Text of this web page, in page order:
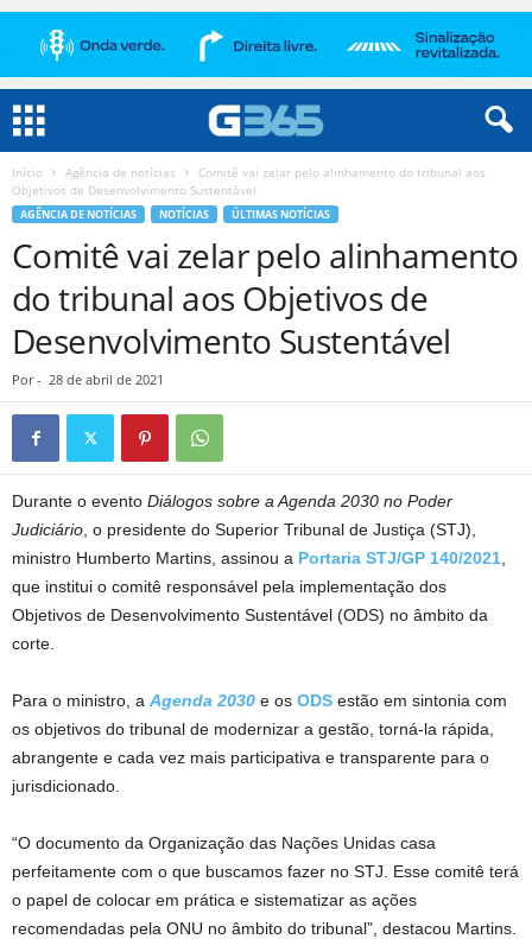
Início Agência de notícias
Comitê vai zelar pelo alinhamento do tribunal aos
Objetivos de Desenvolvimento Sustentável
AGÊNCIA DE NOTÍCIAS NOTÍCIAS ÚLTIMAS NOTÍCIAS
Comitê vai zelar pelo alinhamento
do tribunal aos Objetivos de
Desenvolvimento Sustentável
Por - 28 de abril de 2021
​​​Durante o evento Diálogos sobre a Agenda 2030 no Poder
Judiciário , o presidente do Superior Tribunal de Justiça (STJ),
ministro Humberto Martins, assinou a Portaria STJ/GP 140/2021
que institui o comitê responsável pela implementação dos
Objetivos de Desenvolvimento Sustentável (ODS) no âmbito da
corte.
Para o ministro, a Agenda 2030 e os ODS estão em sintonia com
os objetivos do tribunal de modernizar a gestão, torná-la rápida,
abrangente e cada vez mais participativa e transparente para o
jurisdicionado.
“O documento da Organização das Nações Unidas casa
perfeitamente com o que buscamos fazer no STJ. Esse comitê terá
o papel de colocar em prática e sistematizar as ações
recomendadas pela ONU no âmbito do tribunal”, destacou Martins.